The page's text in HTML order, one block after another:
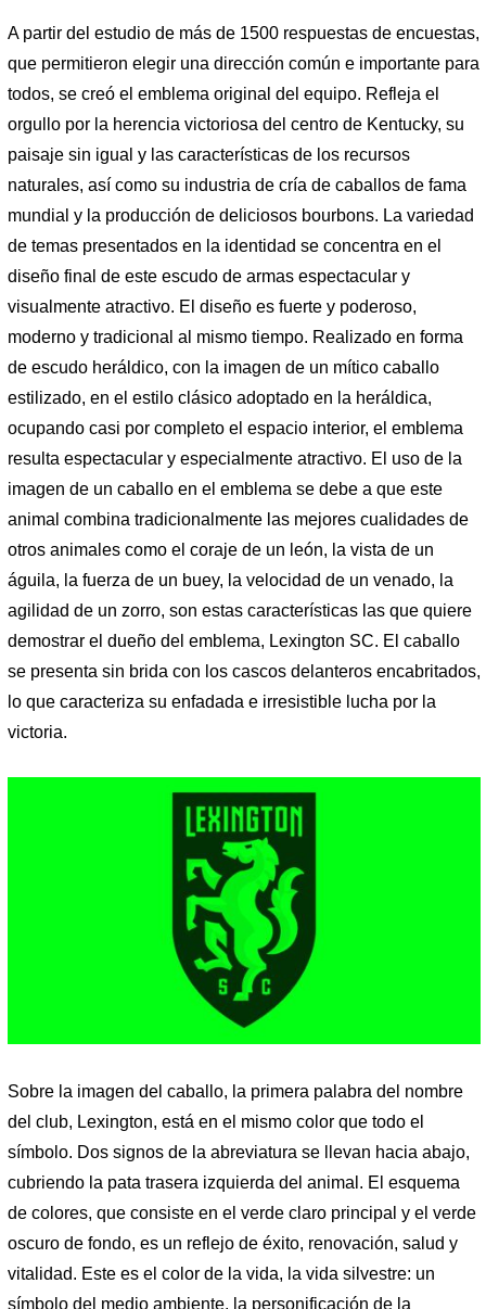
A partir del estudio de más de 1500 respuestas de encuestas,
que permitieron elegir una dirección común e importante para
todos, se creó el emblema original del equipo. Refleja el
orgullo por la herencia victoriosa del centro de Kentucky, su
paisaje sin igual y las características de los recursos
naturales, así como su industria de cría de caballos de fama
mundial y la producción de deliciosos bourbons. La variedad
de temas presentados en la identidad se concentra en el
diseño final de este escudo de armas espectacular y
visualmente atractivo. El diseño es fuerte y poderoso,
moderno y tradicional al mismo tiempo. Realizado en forma
de escudo heráldico, con la imagen de un mítico caballo
estilizado, en el estilo clásico adoptado en la heráldica,
ocupando casi por completo el espacio interior, el emblema
resulta espectacular y especialmente atractivo. El uso de la
imagen de un caballo en el emblema se debe a que este
animal combina tradicionalmente las mejores cualidades de
otros animales como el coraje de un león, la vista de un
águila, la fuerza de un buey, la velocidad de un venado, la
agilidad de un zorro, son estas características las que quiere
demostrar el dueño del emblema, Lexington SC. El caballo
se presenta sin brida con los cascos delanteros encabritados,
lo que caracteriza su enfadada e irresistible lucha por la
victoria.
Sobre la imagen del caballo, la primera palabra del nombre
del club, Lexington, está en el mismo color que todo el
símbolo. Dos signos de la abreviatura se llevan hacia abajo,
cubriendo la pata trasera izquierda del animal. El esquema
de colores, que consiste en el verde claro principal y el verde
oscuro de fondo, es un reflejo de éxito, renovación, salud y
vitalidad. Este es el color de la vida, la vida silvestre: un
símbolo del medio ambiente, la personificación de la